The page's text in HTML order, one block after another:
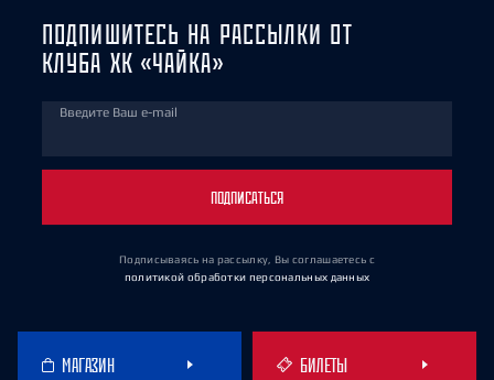
ПОДПИШИТЕСЬ НА РАССЫЛКИ ОТ
КЛУБА ХК «ЧАЙКА»
Введите Ваш e-mail
ПОДПИСАТЬСЯ
Подписываясь на рассылку, Вы соглашаетесь с
политикой обработки персональных данных
МАГАЗИН БИЛЕТЫ